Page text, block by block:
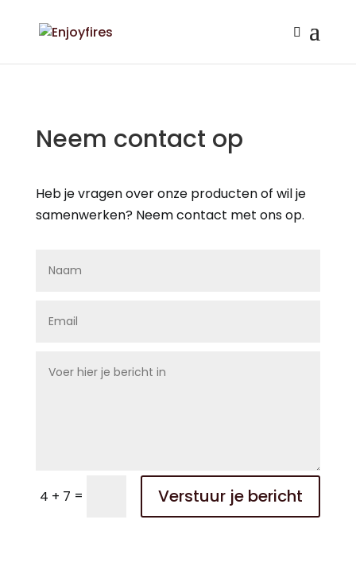
Neem contact op
Heb je vragen over onze producten of wil je
samenwerken? Neem contact met ons op.
4 + 7 = Verstuur je bericht